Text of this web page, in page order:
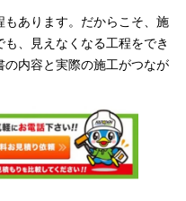
あります。だからこそ、施
、見えなくなる工程をでき
内容と実際の施工がつなが